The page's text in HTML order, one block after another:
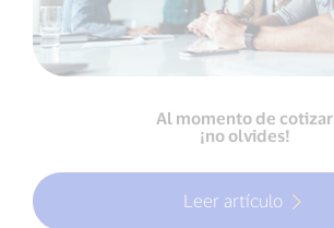
Al momento de cotizar
¡no olvides!
Leer artículo